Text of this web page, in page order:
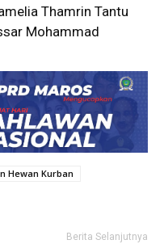
Thamrin Tantu
Mohammad
Hewan Kurban
Berita Selanjutnya